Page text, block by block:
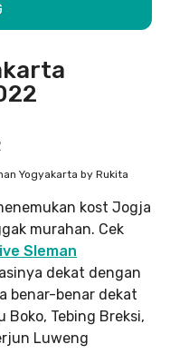
Yogyakarta by Rukita
kost Jogja
murahan. Cek
Sleman
dekat dengan
benar-benar dekat
Boko, Tebing Breksi,
Luweng